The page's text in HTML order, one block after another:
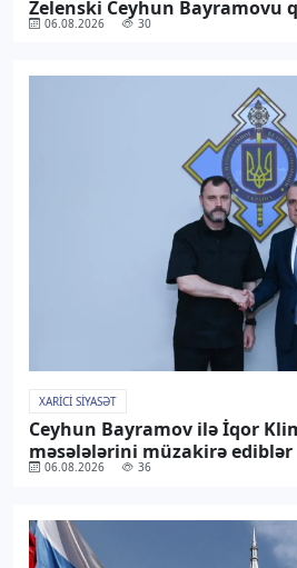
Zelenski Ceyhun Bayramovu
06.08.2026 30
XARICI SIYASƏT
Ceyhun Bayramov ilə İqor
məsələlərini müzakirə ediblər
06.08.2026 36